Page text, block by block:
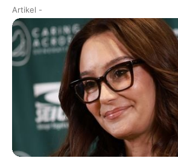
Artikel -